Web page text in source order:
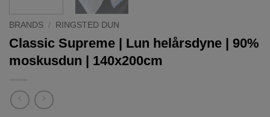
BRANDS / RINGSTED DUN
Classic Supreme | Lun helårsdyne | 90%
moskusdun | 140x200cm